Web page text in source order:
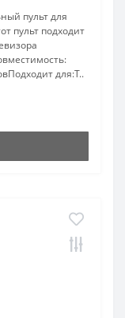
пульт для
пульт подходит
для:T..